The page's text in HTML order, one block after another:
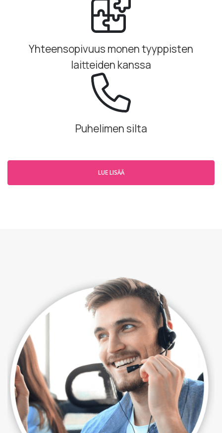
Yhteensopivuus monen tyyppisten
laitteiden kanssa
Puhelimen silta
LUE LISÄÄ